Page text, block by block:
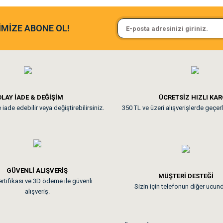
ve paketlemesine bayıldım
Sa**** On******
Pamuk için aradığım tüm
Uygun fiyatta olması iyi.
gün elime ulaştı. Jack russell köpeğim severek yedi. Tüy
ABONE OL!
İADE & DEĞİŞİM
iade edebilir veya değiştirebilirsiniz.
ÜCRETSİZ HIZLI
350 TL ve üzeri alışverişlerde
GÜVENLİ ALIŞVERİŞ
ve 3D ödeme ile güvenli
alışveriş.
MÜŞTERİ DESTEĞİ
Sizin için telefonun diğer